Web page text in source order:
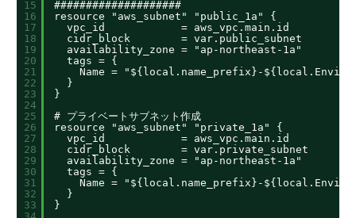
15
16
17
18
19
20
21
22
23
24
25
26
27
28
29
30
31
32
33
####################
resource "aws_subnet" "public_1a" {
vpc_id            = aws_vpc.main.id
cidr_block        = var.public_subnet
availability_zone = "ap-northeast-1a"
tags = {
Name = "${local.name_prefix}-
}
}
# プライベートサブネット作成
resource "aws_subnet" "private_1a" {
vpc_id            = aws_vpc.main.id
cidr_block        = var.private_subnet
availability_zone = "ap-northeast-1a"
tags = {
Name = "${local.name_prefix}-
}
}